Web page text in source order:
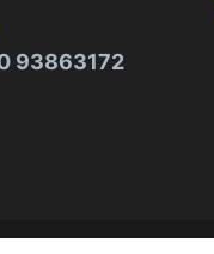
93863172